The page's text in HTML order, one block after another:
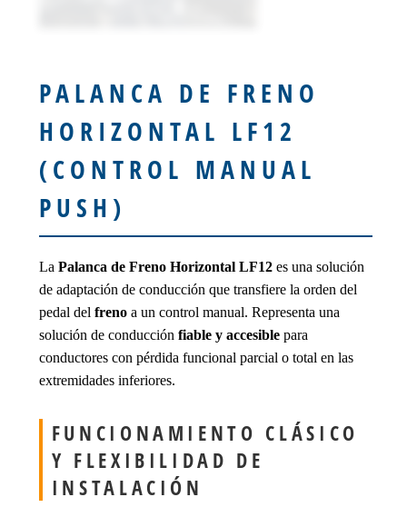
PALANCA DE FRENO
HORIZONTAL LF12
(CONTROL MANUAL
PUSH)
La Palanca de Freno Horizontal LF12es una solución
de adaptación de conducción que transfiere la orden del
pedal del frenoa un control manual. Representa una
solución de conducción fiable y accesiblepara
conductores con pérdida funcional parcial o total en las
extremidades inferiores.
FUNCIONAMIENTO CLÁSICO
Y FLEXIBILIDAD DE
INSTALACIÓN